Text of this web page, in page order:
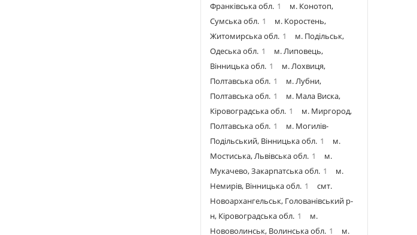
Франківська обл. 1
м. Конотоп,
Сумська обл. 1
м. Коростень,
Житомирська обл. 1
м. Подільськ,
Одеська обл. 1
м. Липовець,
Вінницька обл. 1
м. Лохвиця,
Полтавська обл. 1
м. Лубни,
Полтавська обл. 1
м. Мала Виска,
Кіровоградська обл. 1
м. Миргород,
Полтавська обл. 1
м. Могилів-
Подільський, Вінницька обл. 1
м.
Мостиська, Львівська обл. 1
м.
Мукачево, Закарпатська обл. 1
м.
Немирів, Вінницька обл. 1
смт.
Новоархангельськ, Голованівський р-
н, Кіровоградська обл. 1
м.
Нововолинськ, Волинська обл. 1 м.